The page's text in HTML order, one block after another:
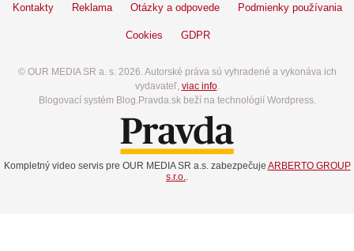
Kontakty Reklama Otázky a odpovede Podmienky používania
Cookies GDPR
© OUR MEDIA SR a. s. 2026. Autorské práva sú vyhradené a vykonáva ich
vydavateľ, viac info.
Blogovací systém Blog.Pravda.sk beží na technológií Wordpress.
Kompletný video servis pre OUR MEDIA SR a.s. zabezpečuje ARBERTO GROUP
s.r.o.